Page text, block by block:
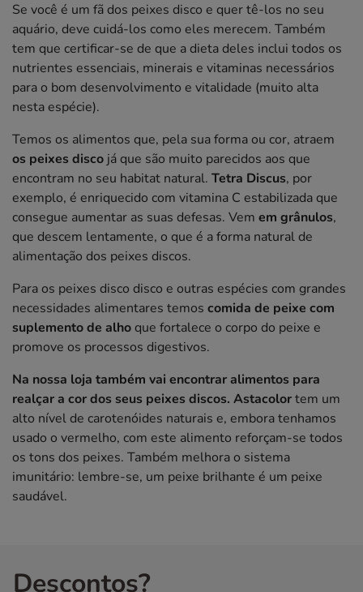
Se você é um fã dos peixes disco e quer tê-los no seu
aquário, deve cuidá-los como eles merecem. Também
tem que certificar-se de que a dieta deles inclui todos os
nutrientes essenciais, minerais e vitaminas necessários
para o bom desenvolvimento e vitalidade (muito alta
nesta espécie).
Temos os alimentos que, pela sua forma ou cor, atraem
os peixes disco já que são muito parecidos aos que
encontram no seu habitat natural. Tetra Discus, por
exemplo, é enriquecido com vitamina C estabilizada que
consegue aumentar as suas defesas. Vem em grânulos,
que descem lentamente, o que é a forma natural de
alimentação dos peixes discos.
Para os peixes disco disco e outras espécies com grandes
necessidades alimentares temos comida de peixe com
suplemento de alhoque fortalece o corpo do peixe e
promove os processos digestivos.
Na nossa loja também vai encontrar alimentos para
realçar a cor dos seus peixes discos. Astacolortem um
alto nível de carotenóides naturais e, embora tenhamos
usado o vermelho, com este alimento reforçam-se todos
os tons dos peixes. Também melhora o sistema
imunitário: lembre-se, um peixe brilhante é um peixe
saudável.
Descontos?